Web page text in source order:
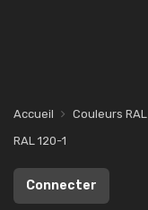
Accueil Couleurs RAL
RAL 120-1
Connecter